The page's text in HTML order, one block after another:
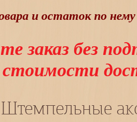
и остаток по
заказ без
стоимости
Штемпельные